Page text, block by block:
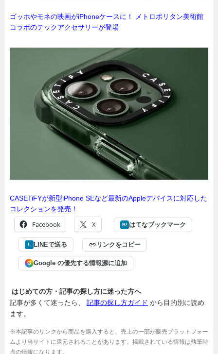
ゴッホやモネの映画がiPhoneケースに！ メトロポリタン美術館
コラボのテックアクセサリーが登場
CASETiFYが新型iPhone SEなど最新のAppleデバイスに対応した
コレクションを発売！
Facebook X B! はてなブックマーク
L LINEで送る リンクをコピー
G Google の優先する情報源に追加
はじめての方・記事の探し方に迷った方へ
記事が多くて迷ったら、 記事の探し方ガイド から目的別に読め
ます。
※本記事のリンクから商品を購入すると、売上の一部が販売プラットフォー
ムより当サイトに還元されることがあります。掲載されている情報は執筆時
点の情報になります。